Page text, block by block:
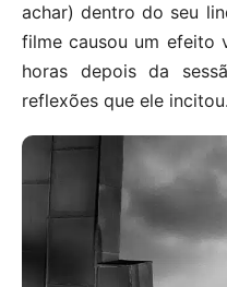
achar) dentro do seu
filme causou um efeito
horas depois da
reflexões que ele incitou.